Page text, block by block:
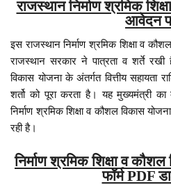
राजस्थान निर्माण श्रमिक
आवेदन
इस राजस्थान निर्माण श्रमिक शिक्षा व
राजस्थान सरकार ने पात्रता व शर्ते रखी
विकास योजना के अंतर्गत वित्तीय सहायता
शर्तो को पूरा करता है। यह मुख्यमंत्री
निर्माण श्रमिक शिक्षा व कौशल विकास
रही है।
निर्माण श्रमिक शिक्षा व
फॉर्म PDF